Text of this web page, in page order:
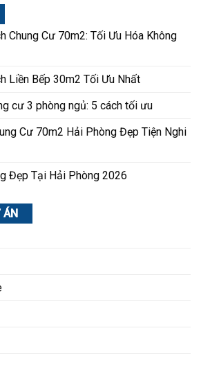
Chung Cư 70m2: Tối Ưu Hóa Không
Liền Bếp 30m2 Tối Ưu Nhất
cư 3 phòng ngủ: 5 cách tối ưu
Cư 70m2 Hải Phòng Đẹp Tiện Nghi
Đẹp Tại Hải Phòng 2026
ÁN